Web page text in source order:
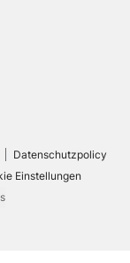
Datenschutzpolicy
Einstellungen